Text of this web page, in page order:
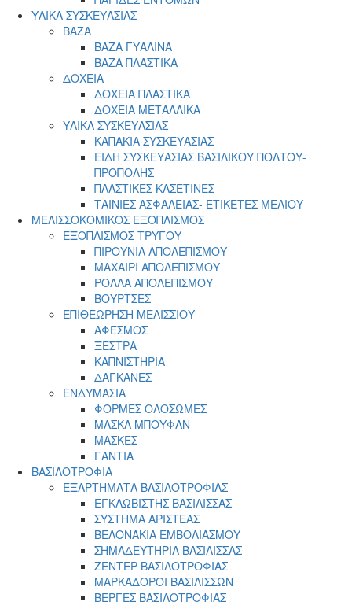
ΥΛΙΚΑ ΣΥΣΚΕΥΑΣΙΑΣ
ΒΑΖΑ
ΒΑΖΑ ΓΥΑΛΙΝΑ
ΒΑΖΑ ΠΛΑΣΤΙΚΑ
ΔΟΧΕΙΑ
ΔΟΧΕΙΑ ΠΛΑΣΤΙΚΑ
ΔΟΧΕΙΑ ΜΕΤΑΛΛΙΚΑ
ΥΛΙΚΑ ΣΥΣΚΕΥΑΣΙΑΣ
ΚΑΠΑΚΙΑ ΣΥΣΚΕΥΑΣΙΑΣ
ΕΙΔΗ ΣΥΣΚΕΥΑΣΙΑΣ ΒΑΣΙΛΙΚΟΥ ΠΟΛΤΟΥ-
ΠΡΟΠΟΛΗΣ
ΠΛΑΣΤΙΚΕΣ ΚΑΣΕΤΙΝΕΣ
ΤΑΙΝΙΕΣ ΑΣΦΑΛΕΙΑΣ- ΕΤΙΚΕΤΕΣ ΜΕΛΙΟΥ
ΜΕΛΙΣΣΟΚΟΜΙΚΟΣ ΕΞΟΠΛΙΣΜΟΣ
ΕΞΟΠΛΙΣΜΟΣ ΤΡΥΓΟΥ
ΠΙΡΟΥΝΙΑ ΑΠΟΛΕΠΙΣΜΟΥ
ΜΑΧΑΙΡΙ ΑΠΟΛΕΠΙΣΜΟΥ
ΡΟΛΛΑ ΑΠΟΛΕΠΙΣΜΟΥ
ΒΟΥΡΤΣΕΣ
ΕΠΙΘΕΩΡΗΣΗ ΜΕΛΙΣΣΙΟΥ
ΑΦΕΣΜΟΣ
ΞΕΣΤΡΑ
ΚΑΠΝΙΣΤΗΡΙΑ
ΔΑΓΚΑΝΕΣ
ΕΝΔΥΜΑΣΙΑ
ΦΟΡΜΕΣ ΟΛΟΣΩΜΕΣ
ΜΑΣΚΑ ΜΠΟΥΦΑΝ
ΜΑΣΚΕΣ
ΓΑΝΤΙΑ
ΒΑΣΙΛΟΤΡΟΦΙΑ
ΕΞΑΡΤΗΜΑΤΑ ΒΑΣΙΛΟΤΡΟΦΙΑΣ
ΕΓΚΛΩΒΙΣΤΗΣ ΒΑΣΙΛΙΣΣΑΣ
ΣΥΣΤΗΜΑ ΑΡΙΣΤΕΑΣ
ΒΕΛΟΝΑΚΙΑ ΕΜΒΟΛΙΑΣΜΟΥ
ΣΗΜΑΔΕΥΤΗΡΙΑ ΒΑΣΙΛΙΣΣΑΣ
ΖΕΝΤΕΡ ΒΑΣΙΛΟΤΡΟΦΙΑΣ
ΜΑΡΚΑΔΟΡΟΙ ΒΑΣΙΛΙΣΣΩΝ
ΒΕΡΓΕΣ ΒΑΣΙΛΟΤΡΟΦΙΑΣ